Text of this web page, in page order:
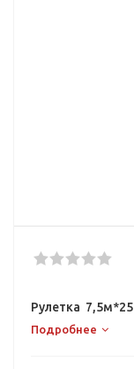
Рулетка
Подробнее